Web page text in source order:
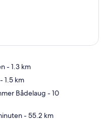
- 1.3 km
- 1.5 km
Bådelaug - 10
- 55.2 km